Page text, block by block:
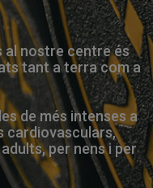
al nostre centre és
tant a terra com a
de més intenses a
cardiovasculars,
per nens i per